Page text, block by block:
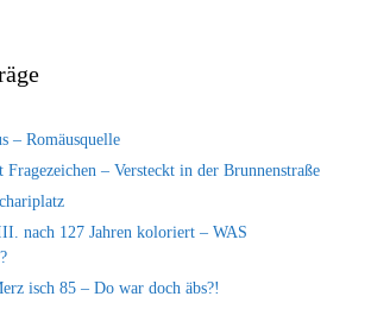
– Romäusquelle
– Versteckt in der Brunnenstraße
nach 127 Jahren koloriert – WAS
isch 85 – Do war doch äbs?!